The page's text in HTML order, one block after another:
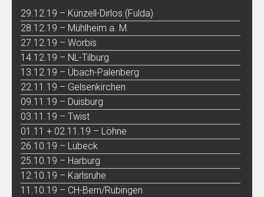
29.12.19 – Künzell-Dirlos (Fulda)
28.12.19 – Mühlheim a. M.
27.12.19 – Worbis
14.12.19 – NL-Tilburg
13.12.19 – Übach-Palenberg
22.11.19 – Gelsenkirchen
09.11.19 – Duisburg
03.11.19 – Twist
01.11 + 02.11.19 – Löhne
26.10.19 – Lübeck
25.10.19 – Harburg
12.10.19 – Karlsruhe
11.10.19 – CH-Bern/Rubingen